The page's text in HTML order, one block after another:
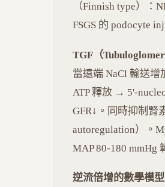
（Finnish type）
FSGS 的 podocyte
TGF（
當遠端 NaCl 輸送增
ATP 釋放 → 5'-
GFR↓。同時抑制腎
autoregulation）。
MAP 80-180 mmHg
逆流倍增的數學模型